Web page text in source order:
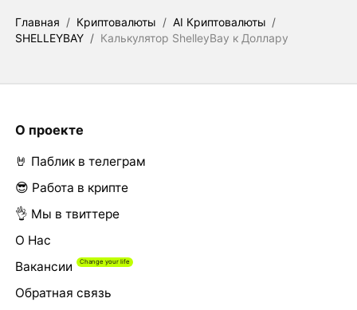
Главная / Криптовалюты / AI Криптовалюты /
SHELLEYBAY / Калькулятор ShelleyBay к Доллару
О проекте
🤘 Паблик в телеграм
😎 Работа в крипте
👌 Мы в твиттере
О Нас
Вакансии
Обратная связь